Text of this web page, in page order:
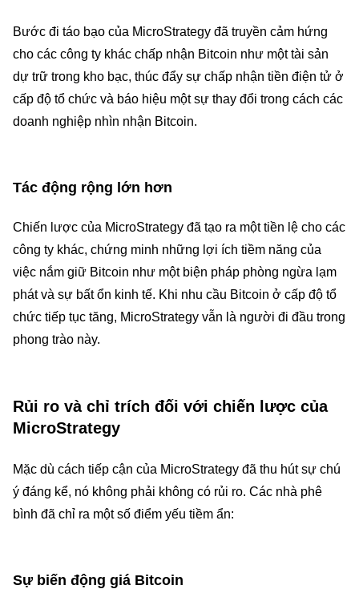
Bước đi táo bạo của MicroStrategy đã truyền cảm hứng
cho các công ty khác chấp nhận Bitcoin như một tài sản
dự trữ trong kho bạc, thúc đẩy sự chấp nhận tiền điện tử ở
cấp độ tổ chức và báo hiệu một sự thay đổi trong cách các
doanh nghiệp nhìn nhận Bitcoin.
Tác động rộng lớn hơn
Chiến lược của MicroStrategy đã tạo ra một tiền lệ cho các
công ty khác, chứng minh những lợi ích tiềm năng của
việc nắm giữ Bitcoin như một biện pháp phòng ngừa lạm
phát và sự bất ổn kinh tế. Khi nhu cầu Bitcoin ở cấp độ tổ
chức tiếp tục tăng, MicroStrategy vẫn là người đi đầu trong
phong trào này.
Rủi ro và chỉ trích đối với chiến lược của
MicroStrategy
Mặc dù cách tiếp cận của MicroStrategy đã thu hút sự chú
ý đáng kể, nó không phải không có rủi ro. Các nhà phê
bình đã chỉ ra một số điểm yếu tiềm ẩn:
Sự biến động giá Bitcoin